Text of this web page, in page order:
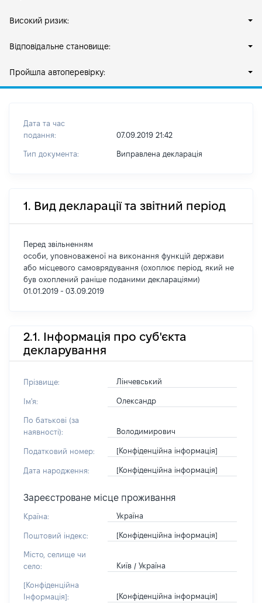
Високий ризик:
Відповідальне становище:
Пройшла автоперевірку:
Дата та час
подання:
07.09.2019 21:42
Тип документа: Виправлена декларація
1. Вид декларації та звітний період
Перед звільненням
особи, уповноваженої на виконання функцій держави
або місцевого самоврядування (охоплює період, який не
був охоплений раніше поданими деклараціями)
01.01.2019 - 03.09.2019
2.1. Інформація про суб'єкта
декларування
Прізвище: Лінчевський
Ім'я: Олександр
По батькові (за
наявності):
Володимирович
Податковий номер: [Конфіденційна інформація]
Дата народження: [Конфіденційна інформація]
Зареєстроване місце проживання
Країна: Україна
Поштовий індекс: [Конфіденційна інформація]
Місто, селище чи
село:
Київ / Україна
[Конфіденційна
Інформація]:
[Конфіденційна інформація]